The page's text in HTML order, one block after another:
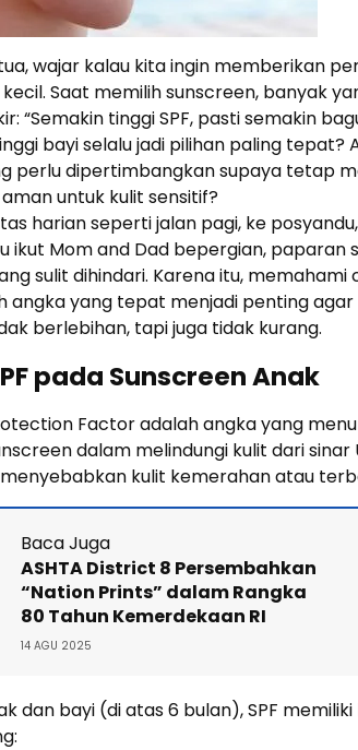
wajar kalau kita ingin memberikan
Saat memilih sunscreen, banyak
“Semakin tinggi SPF, pasti semakin
bayi selalu jadi pilihan paling tepat?
perlu dipertimbangkan supaya tetap
untuk kulit sensitif?
harian seperti jalan pagi, ke
ikut Mom and Dad bepergian, paparan
sulit dihindari. Karena itu, memahami
angka yang tepat menjadi penting agar
berlebihan, tapi juga tidak kurang.
pada Sunscreen Anak
Factor adalah angka yang
dalam melindungi kulit dari sinar
kulit kemerahan atau
Baca Juga
ASHTA District 8 Persembahkan
“Nation Prints” dalam Rangka
80 Tahun Kemerdekaan RI
14 AGU 2025
dan bayi (di atas 6 bulan), SPF